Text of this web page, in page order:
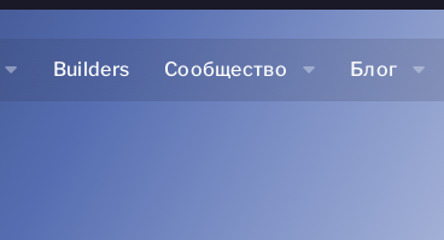
Builders Сообщество Блог